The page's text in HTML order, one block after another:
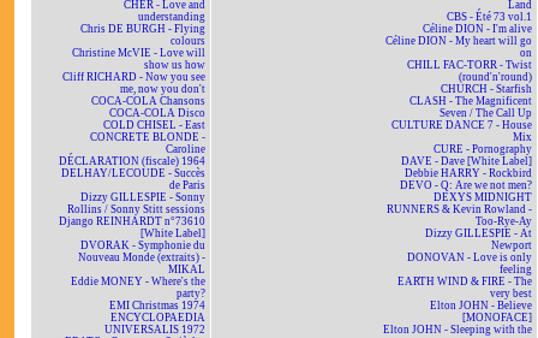
CHER - Love and
understanding
Chris DE BURGH - Flying
colours
Christine McVIE - Love will
show us how
Cliff RICHARD - Now you see
me, now you don't
COCA-COLA Chansons
COCA-COLA Disco
COLD CHISEL - East
CONCRETE BLONDE -
Caroline
DÉCLARATION (fiscale) 1964
DELHAY/LECOUDE - Succès
de Paris
Dizzy GILLESPIE - Sonny
Rollins / Sonny Stitt sessions
Django REINHARDT n°73610
[White Label]
DVORAK - Symphonie du
Nouveau Monde (extraits) -
MIKAL
Eddie MONEY - Where's the
party?
EMI Christmas 1974
ENCYCLOPAEDIA
UNIVERSALIS 1972
Land
CBS - Été 73 vol.1
Céline DION - I'm alive
Céline DION - My heart will go
on
CHILL FAC-TORR - Twist
(round'n'round)
CHURCH - Starfish
CLASH - The Magnificent
Seven / The Call Up
CULTURE DANCE 7 - House
Mix
CURE - Pornography
DAVE - Dave [White Label]
Debbie HARRY - Rockbird
DEVO - Q: Are we not men?
DEXYS MIDNIGHT
RUNNERS & Kevin Rowland -
Too-Rye-Ay
Dizzy GILLESPIE - At
Newport
DONOVAN - Love is only
feeling
EARTH WIND & FIRE - The
very best
Elton JOHN - Believe
[MONOFACE]
Elton JOHN - Sleeping with the